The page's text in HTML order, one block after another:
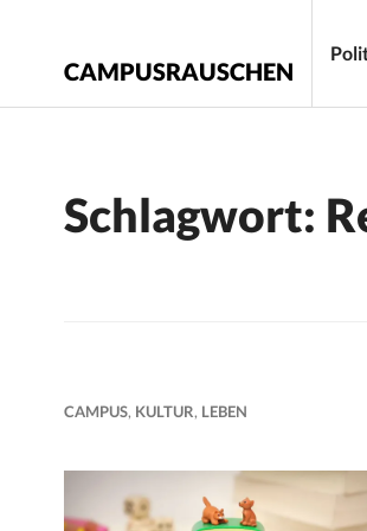
CAMPUSRAUSCHEN
Schlagwort:
CAMPUS, KULTUR, LEBEN